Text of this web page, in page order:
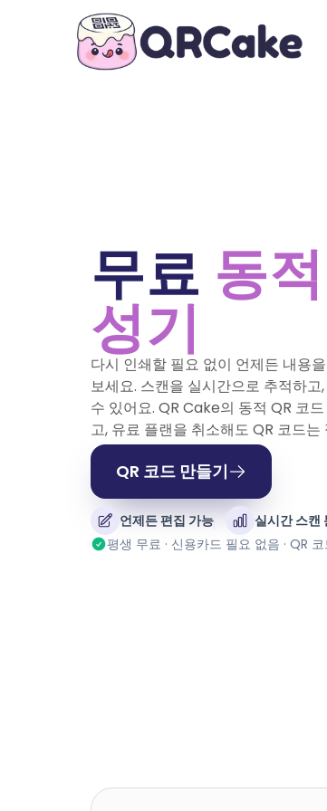
무료 동
성기
다시 인쇄할 필요 없이 언제든 내용
보세요. 스캔을 실시간으로 추적하
수 있어요. QR Cake의 동적 QR 코
고, 유료 플랜을 취소해도 QR 코드
QR 코드 만들기
언제든 편집 가능 실시간 스캔
평생 무료 · 신용카드 필요 없음 · QR